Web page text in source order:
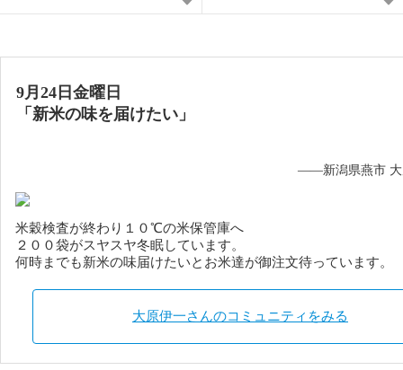
9月24日金曜日
「 新米の味を届けたい 」
——新潟県燕市 大
米穀検査が終わり１０℃の米保管庫へ
２００袋がスヤスヤ冬眠しています。
何時までも新米の味届けたいとお米達が御注文待っています。
大原伊一さんのコミュニティをみる